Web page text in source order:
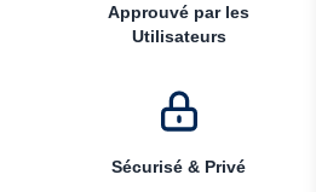
Approuvé par les
Utilisateurs
Sécurisé & Privé